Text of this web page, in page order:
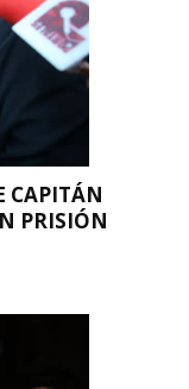
CAPITÁN
PRISIÓN